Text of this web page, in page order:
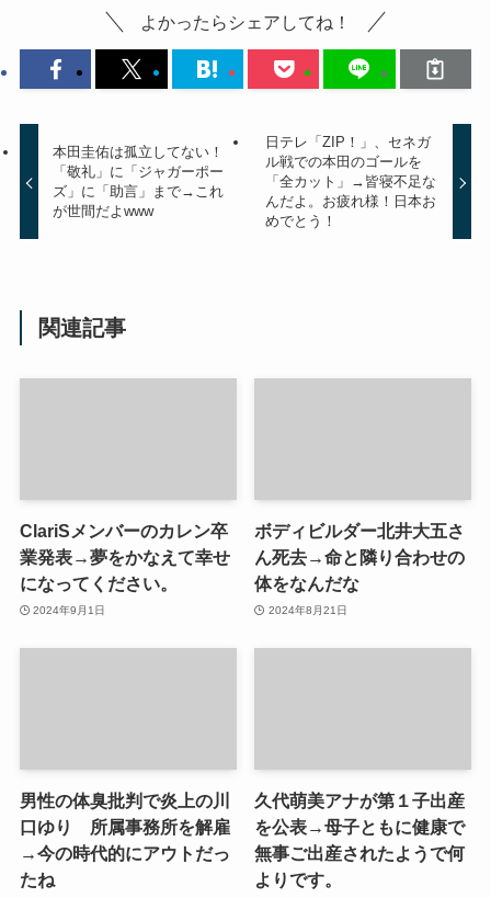
よかったらシェアしてね！
本田圭佑は孤立してない！
「敬礼」に「ジャガーポー
ズ」に「助言」まで→これ
が世間だよwww
日テレ「ZIP！」、セネガ
ル戦での本田のゴールを
「全カット」→皆寝不足な
んだよ。お疲れ様！日本お
めでとう！
関連記事
ClariSメンバーのカレン卒
業発表→夢をかなえて幸せ
になってください。
2024年9月1日
ボディビルダー北井大五さ
ん死去→命と隣り合わせの
体をなんだな
2024年8月21日
男性の体臭批判で炎上の川
口ゆり 所属事務所を解雇
→今の時代的にアウトだっ
たね
久代萌美アナが第１子出産
を公表→母子ともに健康で
無事ご出産されたようで何
よりです。